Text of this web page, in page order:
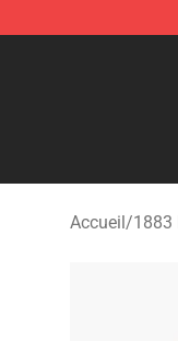
Accueil/1883